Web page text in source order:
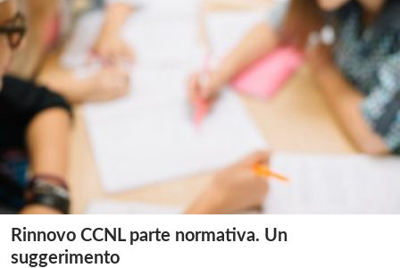
Rinnovo CCNL parte normativa. Un
suggerimento